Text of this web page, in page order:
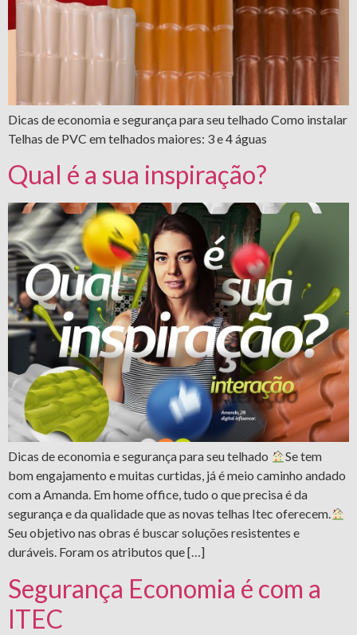
Dicas de economia e segurança para seu telhado Como instalar
Telhas de PVC em telhados maiores: 3 e 4 águas
Qual é a sua inspiração?
Dicas de economia e segurança para seu telhado
Se tem
bom engajamento e muitas curtidas, já é meio caminho andado
com a Amanda. Em home office, tudo o que precisa é da
segurança e da qualidade que as novas telhas Itec oferecem.
Seu objetivo nas obras é buscar soluções resistentes e
duráveis. Foram os atributos que […]
Segurança Economia é com a
ITEC